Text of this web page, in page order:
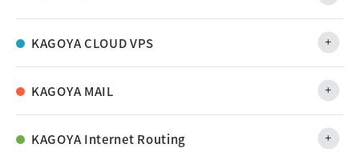
KAGOYA CLOUD VPS
KAGOYA MAIL
KAGOYA Internet Routing